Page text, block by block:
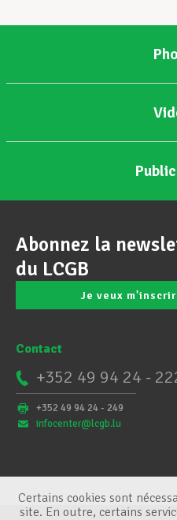
Abonnez la
du LCGB
Je veux
Contact
+352 49 94 24 -
+352 49 94 24 - 249
infocenter@lcgb.lu
Certains cookies sont
site. En outre, certains